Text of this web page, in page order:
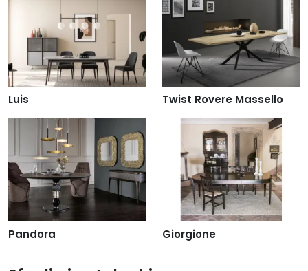
Luis Twist Rovere Massello
Pandora Giorgione